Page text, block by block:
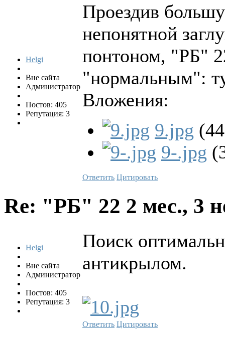
Helgi
Вне сайта
Администратор
Постов: 405
Репутация: 3
Проездив
непонятной
понтоном, "РБ"
"нормальным":
Вложения:
9.jpg
9-.jpg
Ответить Цитировать
Re: "РБ" 22 2 мес., 3
Helgi
Вне сайта
Администратор
Постов: 405
Репутация: 3
Поиск
антикрылом.
Ответить Цитировать